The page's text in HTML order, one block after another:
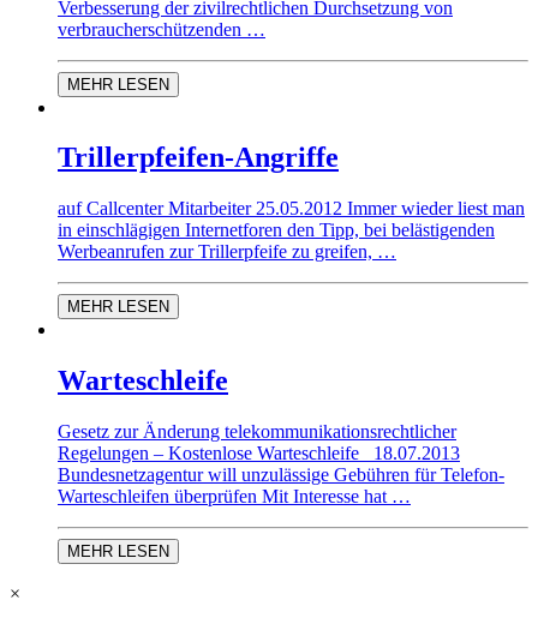
Verbesserung der zivilrechtlichen Durchsetzung von
verbraucherschützenden …
MEHR LESEN
Trillerpfeifen-Angriffe
auf Callcenter Mitarbeiter 25.05.2012 Immer wieder liest man
in einschlägigen Internetforen den Tipp, bei belästigenden
Werbeanrufen zur Trillerpfeife zu greifen, …
MEHR LESEN
Warteschleife
Gesetz zur Änderung telekommunikationsrechtlicher
Regelungen – Kostenlose Warteschleife 18.07.2013
Bundesnetzagentur will unzulässige Gebühren für Telefon-
Warteschleifen überprüfen Mit Interesse hat …
MEHR LESEN
×